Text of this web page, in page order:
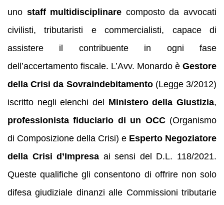
uno staff multidisciplinare composto da avvocati
civilisti, tributaristi e commercialisti, capace di
assistere il contribuente in ogni fase
dell’accertamento fiscale. L’Avv. Monardo è Gestore
della Crisi da Sovraindebitamento(Legge 3/2012)
iscritto negli elenchi del Ministero della Giustizia,
professionista fiduciario di un OCC(Organismo
di Composizione della Crisi) e Esperto Negoziatore
della Crisi d’Impresa ai sensi del D.L. 118/2021.
Queste qualifiche gli consentono di offrire non solo
difesa giudiziale dinanzi alle Commissioni tributarie